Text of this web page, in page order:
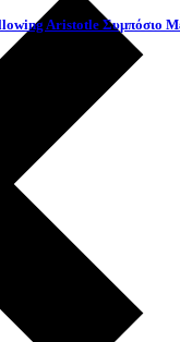
Aristotle Συμπόσιο